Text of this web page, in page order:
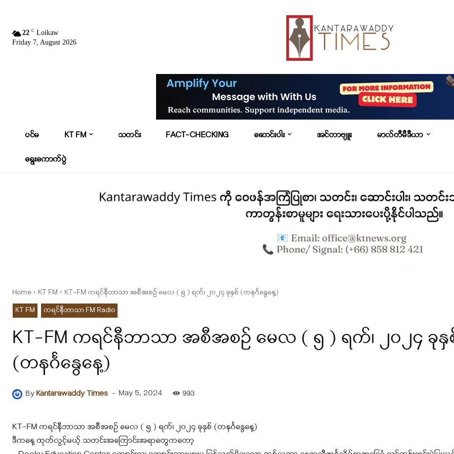
22 C Loikaw
Friday 7, August 2026
ပင်မ KT FM သတင်း FACT-CHECKING ဆောင်းပါး အင်တာဗျူး မာလ်တီမီဒီယာ
ရွေးကောက်ပွဲ
Home KT FM
KT-FM ကရင်နီဘာသာ အစီအစဉ် မေလ ( ၅ ) ရက်၊ ၂၀၂၄ ခုနှစ် (တနင်္ဂနွေနေ့)
KT FM
ကရင်နီဘာသာ FM Radio
KT-FM ကရင်နီဘာသာ အစီအစဉ် မေလ ( ၅ ) ရက်၊ ၂၀၂၄ ခုနှ
(တနင်္ဂနွေနေ့)
ByKantarawaddy Times - May 5, 2024 993
KT-FM ကရင်နီဘာသာ အစီအစဉ် မေလ ( ၅ ) ရက်၊ ၂၀၂၄ ခုနှစ် (တနင်္ဂနွေနေ့)
ဒီကနေ့ ထုတ်လွင့်မယ့် သတင်းအကြောင်းအရာတွေကတော့